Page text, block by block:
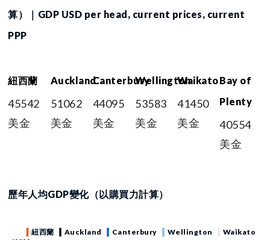
算）｜GDP USD per head, current prices, current
PPP
紐西蘭
45542
美金
Auckland
51062
美金
Canterbury
44095
美金
Wellington
53583
美金
Waikato
41450
美金
Bay of
Plenty
40554
美金
歷年人均GDP變化（以購買力計算）